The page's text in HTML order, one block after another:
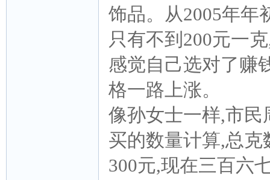
饰品。从2005年年
只有不到200元一
感觉自己选对了赚
格一路上涨。
像孙女士一样,市
买的数量计算,总克
300元,现在三百六